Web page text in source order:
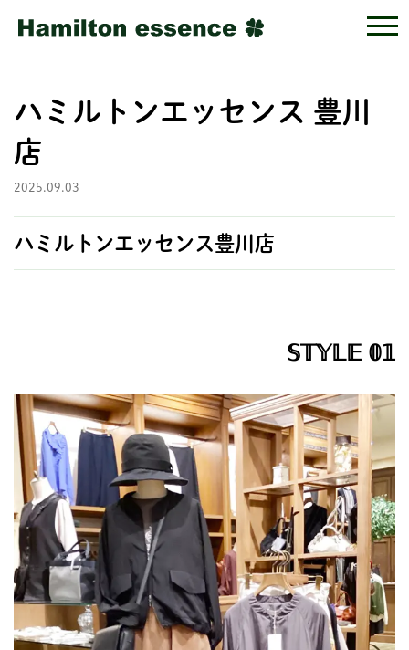
ハミルトンエッセンス 豊川
店
2025.09.03
ハミルトンエッセンス豊川店
𝕊𝕋𝕐𝕃𝔼 𝟘𝟙